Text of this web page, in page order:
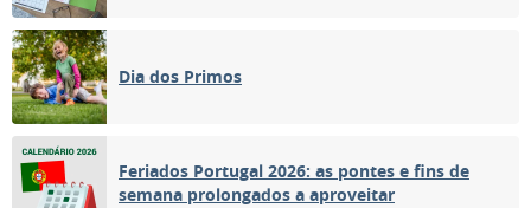
Dia dos Primos
Feriados Portugal 2026: as pontes e fins de
semana prolongados a aproveitar